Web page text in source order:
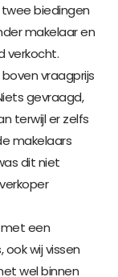
biedingen
makelaar en
verkocht.
vraagprijs
gevraagd,
terwijl er zelfs
makelaars
dit niet
met een
wij vissen
wel binnen